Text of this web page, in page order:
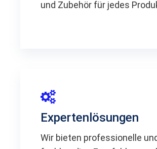
und Zubehör für jedes
Expertenlösungen
Wir bieten professionelle